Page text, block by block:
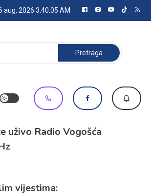
aug, 2026 3:40:06 AM
Pretraga:
uživo Radio Vogošća
vijestima: